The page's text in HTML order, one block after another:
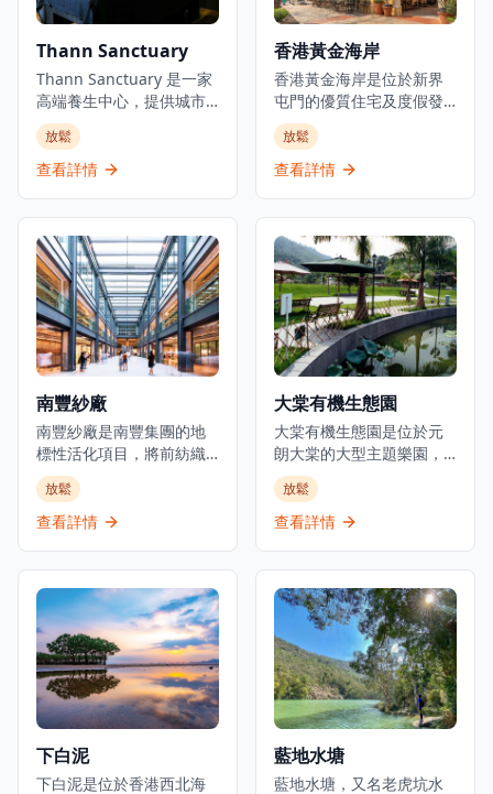
Thann Sanctuary
Thann Sanctuary 是一家
高端養生中心，提供城市
中心的寧靜避風港。受到
自然元素和亞洲療癒傳統
的啟發，它提供一系列旨
用 THANN 屢獲殊榮的天
然護膚產品的特色療法，
這些產品由植物和精油製
成。寧靜的氛圍，搭配簡
約設計和舒緩的香氣，營
造出一個放鬆的和平避難
所。Thann Sanctuary 還
以滿足個人需求，確保全
面的體驗。這不僅是一個
水療中心，更是一個自我
照顧和正念的聖殿。
放鬆
查看詳情
香港黃金海岸
香港黃金海岸是位於新界
屯門的優質住宅及度假發
展項目。建於1990年代初
的填海地上，這個海濱社
區設有豪華住宅大廈、酒
生活體驗，可直達黃金泳
灘，配備康樂設施，享有
青山灣景色，同時距離香
港市中心不到30分鐘車
程，交通便利。
放鬆
查看詳情
南豐紗廠
南豐紗廠是南豐集團的地
標性活化項目，將前紡織
製造設施轉變為文化體驗
和歷史地標。位於荃灣柴
灣角白田壩街45號，這個
創立，他是南豐集團的創
始人。南豐紗廠現在是一
個潮流聚集地，擁有創意
文化零售，設有活動空
間，慶祝香港共同的工業
遺產。該設施每日上午10
時至晚上10時營業，包括
雕塑，使其成為一個燈光
優美的文化目的地。作為
放鬆
查看詳情
大棠有機生態園
大棠有機生態園是位於元
朗大棠的大型主題樂園，
以教育、保育與娛樂為核
心，為遊客帶來獨特的遊
樂體驗，啟發生態探索，
動場地、植物教育徑、大
棠茘枝園、BBQ燒烤場、
War game野戰場、騎馬
場、踩單車場、繩網、鴕
鳥園等設施。園區每日開
放時間為上午9時至下午6
時，最後售票時間為下午5
幻光影節等特別活動，延
長營業時間至晚上11時。
放鬆
查看詳情
下白泥
下白泥是位於香港西北海
藍地水塘
藍地水塘，又名老虎坑水